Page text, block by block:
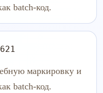
batch-код.
маркировку и
batch-код.